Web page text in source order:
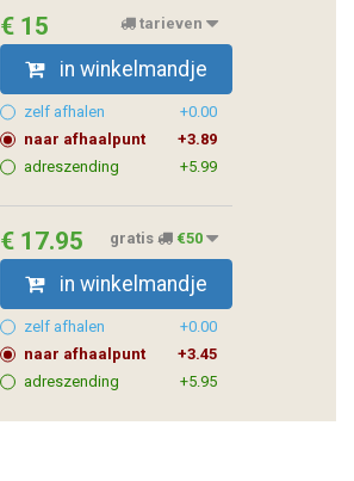
€ 15 tarieven
in winkelmandje
zelf afhalen
+0.00
naar afhaalpunt
+3.89
adreszending
+5.99
€ 17.95 gratis €50
in winkelmandje
zelf afhalen
+0.00
naar afhaalpunt
+3.45
adreszending
+5.95